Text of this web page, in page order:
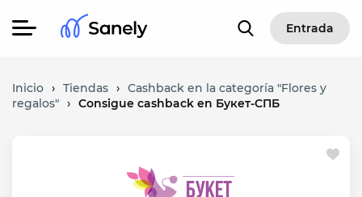
Entrada
Inicio › Tiendas › Cashback en la categoría "Flores y
regalos" › Consigue cashback en Букет-СПБ